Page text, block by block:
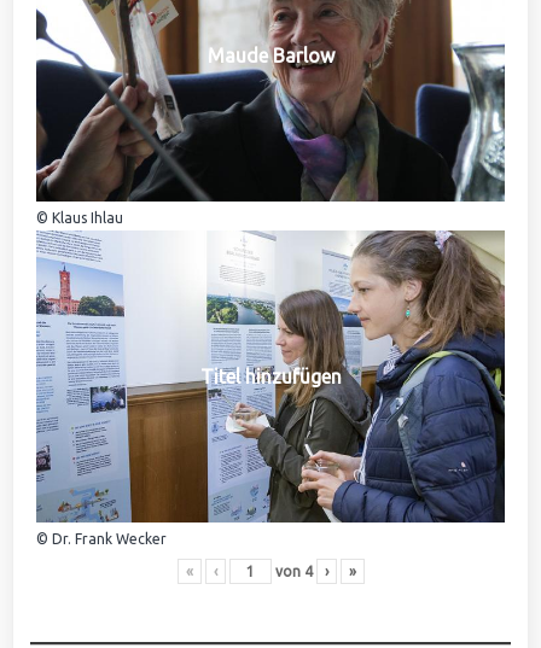
Maude Barlow
© Klaus Ihlau
Titel hinzufügen
© Dr. Frank Wecker
« ‹ von 4 › »